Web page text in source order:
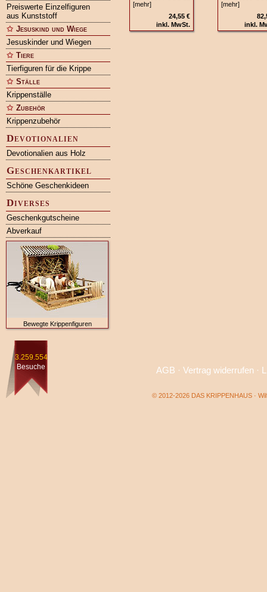
Preiswerte Einzelfiguren
aus Kunststoff
Jesuskind und Wiege
Jesuskinder und Wiegen
Tiere
Tierfiguren für die Krippe
Ställe
Krippenställe
Zubehör
Krippenzubehör
Devotionalien
Devotionalien aus Holz
Geschenkartikel
Schöne Geschenkideen
Diverses
Geschenkgutscheine
Abverkauf
Bewegte Krippenfiguren
[mehr]
24,55 €
inkl. MwSt.
[mehr]
inkl.
3.259.554
Besuche
AGB · Vertrag widerrufen·
© 2012-2026 DAS KRIPPENHAUS ·